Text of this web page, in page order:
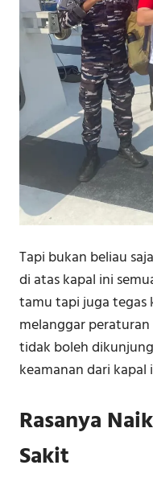
Tapi bukan beliau
di atas kapal ini
tamu tapi juga
melanggar
tidak boleh
keamanan dari kapal
Rasanya
Sakit